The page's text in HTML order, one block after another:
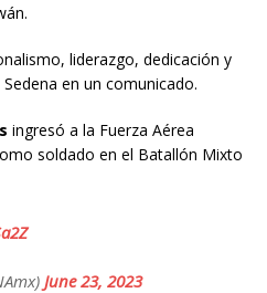
liderazgo, dedicación y
en un comunicado.
ingresó a la Fuerza Aérea
soldado en el Batallón Mixto
June 23, 2023